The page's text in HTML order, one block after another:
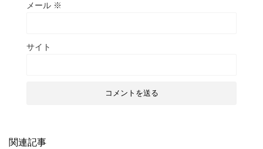
メール ※
サイト
関連記事